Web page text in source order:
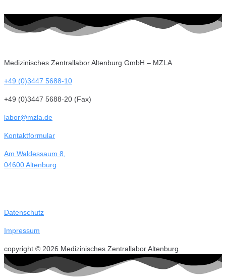
Medizinisches Zentrallabor Altenburg GmbH – MZLA
+49 (0)3447 5688-10
+49 (0)3447 5688-20 (Fax)
labor@mzla.de
Kontaktformular
Am Waldessaum 8,
04600 Altenburg
Datenschutz
Impressum
copyright © 2026 Medizinisches Zentrallabor Altenburg